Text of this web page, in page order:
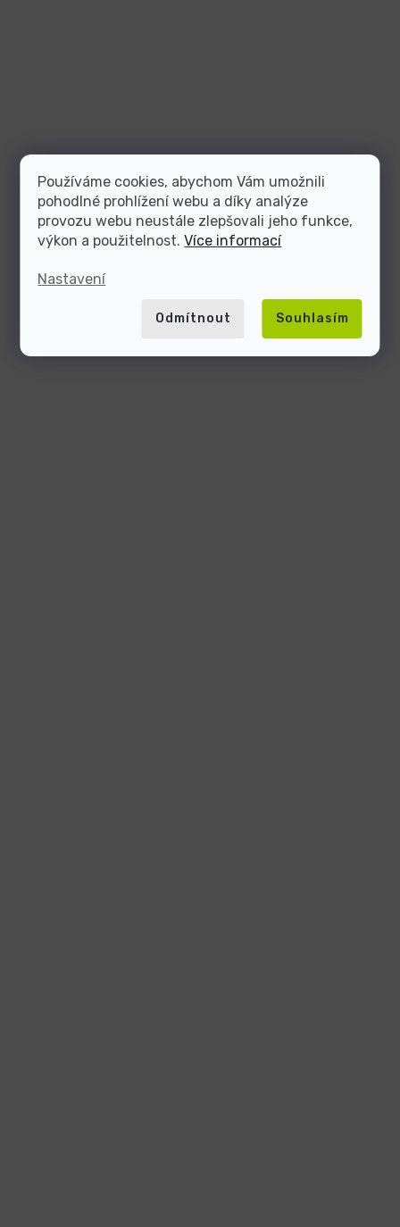
Používáme cookies, abychom Vám umožnili
pohodlné prohlížení webu a díky analýze
provozu webu neustále zlepšovali jeho funkce,
výkon a použitelnost.Více informací
Nastavení
Odmítnout Souhlasím